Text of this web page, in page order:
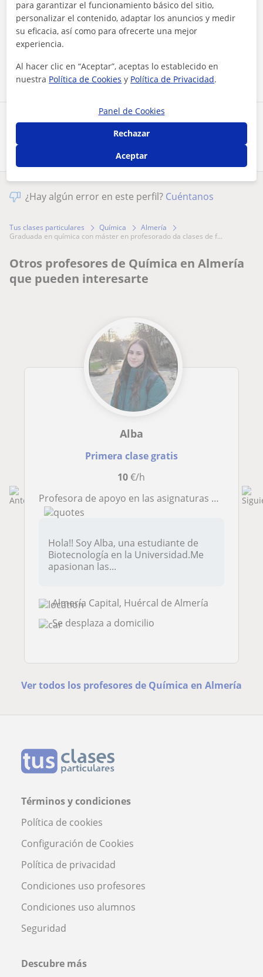
Comparte a este profesor
Al hacer clic, aceptas nuestroaviso legal y de privacidad
Contactar ahora
¿Hay algún error en este perfil? Cuéntanos
Tus clases particulares Química
Almería
graduada en química con máster en profesorado da clases de f...
Otros profesores de Química en Almería
que pueden interesarte
Alba
Primera clase gratis
10€/h
Profesora de apoyo en las asignaturas de ciencias como química
Hola!! Soy Alba, una estudiante de
Biotecnología en la Universidad.Me
apasionan las...
Almería Capital, Huércal de Almería
Se desplaza a domicilio
Ver todos los profesores de Química en Almería
Términos y condiciones
Política de cookies
Configuración de Cookies
Política de privacidad
Condiciones uso profesores
Condiciones uso alumnos
Seguridad
Descubre más
para garantizar el funcionamiento básico del sitio,
personalizar el contenido, adaptar los anuncios y medir
su eficacia, así como para ofrecerte una mejor
experiencia.
Al hacer clic en “Aceptar”, aceptas lo establecido en
nuestra Política de Cookies y Política de Privacidad.
Panel de Cookies
Rechazar
Aceptar